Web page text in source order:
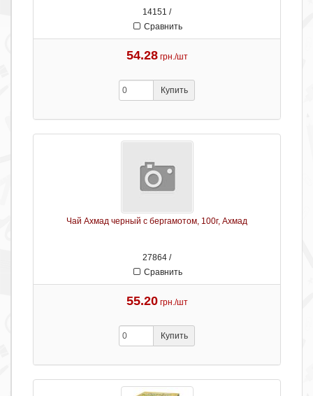
14151 /
Сравнить
54.28 грн./шт
Купить
Чай Ахмад черный с бергамотом, 100г, Ахмад
27864 /
Сравнить
55.20 грн./шт
Купить